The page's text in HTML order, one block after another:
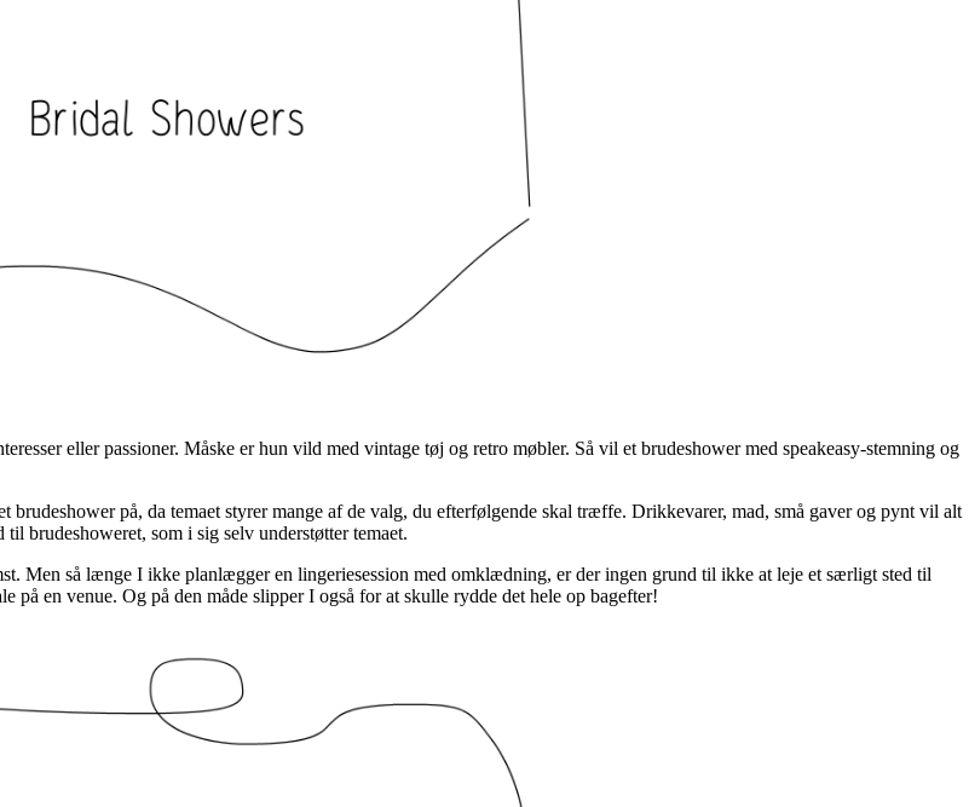
eller passioner. Måske er hun vild med vintage tøj og retro møbler. Så vil et brudeshower med speakeasy-stemning og
på, da temaet styrer mange af de valg, du efterfølgende skal træffe. Drikkevarer, mad, små gaver og pynt vil alt
brudeshoweret, som i sig selv understøtter temaet.
Men så længe I ikke planlægger en lingeriesession med omklædning, er der ingen grund til ikke at leje et særligt sted til
en venue. Og på den måde slipper I også for at skulle rydde det hele op bagefter!